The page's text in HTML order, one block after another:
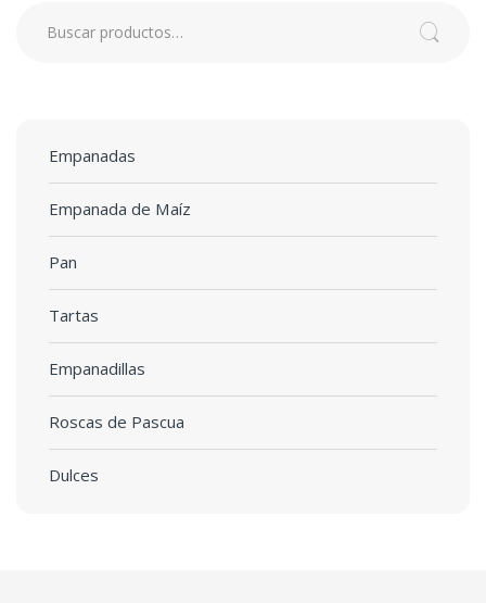
Buscar
Empanadas
Empanada de Maíz
Pan
Tartas
Empanadillas
Roscas de Pascua
Dulces